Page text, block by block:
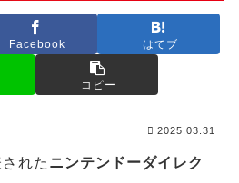
Facebook はてブ
コピー
2025.03.31
れた ニンテンドーダイレク